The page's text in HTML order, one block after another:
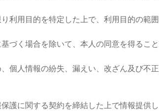
利用目的を特定した上で、利用目的の範
づく場合を除いて、本人の同意を得るこ
個人情報の紛失、漏えい、改ざん及び不
護に関する契約を締結した上で情報提供